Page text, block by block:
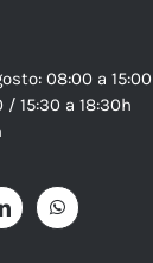
08:00 a 15:00
/ 15:30 a 18:30h